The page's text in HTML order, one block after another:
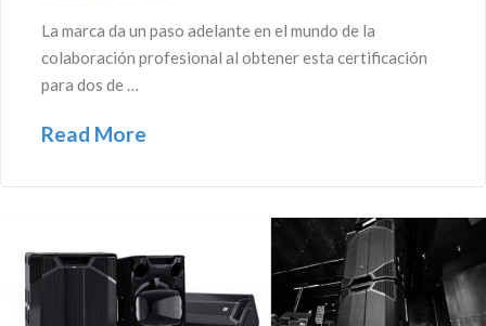
La marca da un paso adelante en el mundo de la
colaboración profesional al obtener esta certificación
para dos de …
Read More